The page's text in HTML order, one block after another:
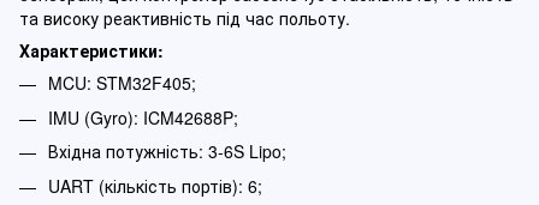
та високу реактивність під час польоту.
Характеристики:
MCU: STM32F405;
IMU (Gyro): ICM42688P;
Вхідна потужність: 3-6S Lipo;
UART (кількість портів): 6;